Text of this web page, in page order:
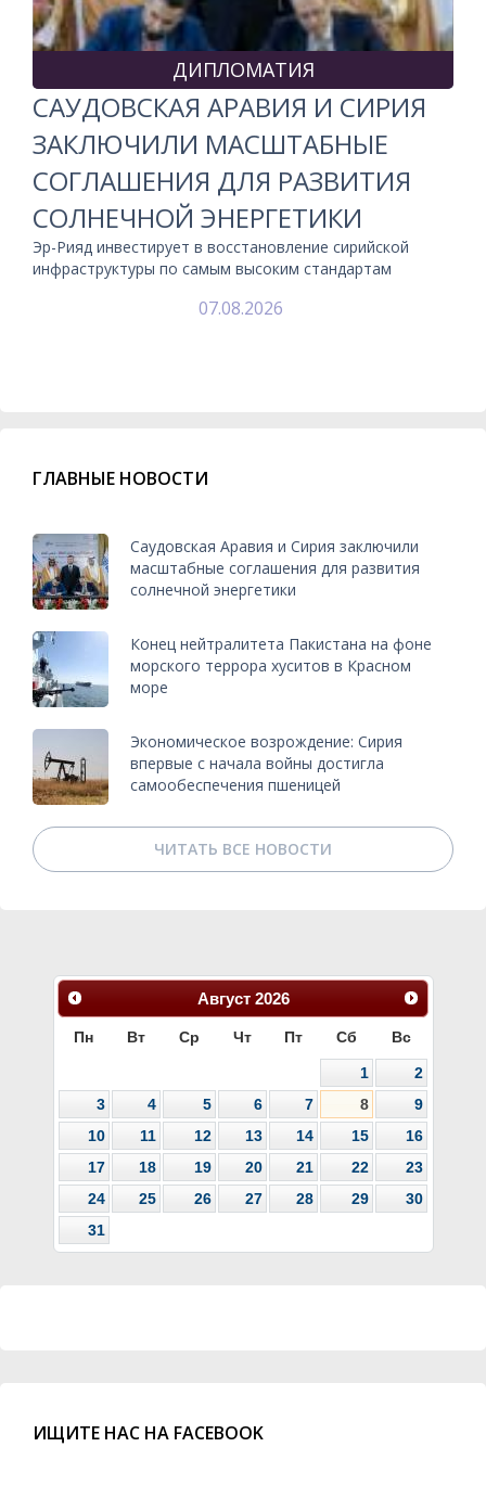
ДИПЛОМАТИЯ
САУДОВСКАЯ АРАВИЯ И СИРИЯ
ЗАКЛЮЧИЛИ МАСШТАБНЫЕ
СОГЛАШЕНИЯ ДЛЯ РАЗВИТИЯ
СОЛНЕЧНОЙ ЭНЕРГЕТИКИ
Эр-Рияд инвестирует в восстановление сирийской
инфраструктуры по самым высоким стандартам
07.08.2026
ГЛАВНЫЕ НОВОСТИ
Саудовская Аравия и Сирия заключили
масштабные соглашения для развития
солнечной энергетики
Конец нейтралитета Пакистана на фоне
морского террора хуситов в Красном
море
Экономическое возрождение: Сирия
впервые с начала войны достигла
самообеспечения пшеницей
ЧИТАТЬ ВСЕ НОВОСТИ
Август 2026
Пн Вт Ср Чт Пт Сб Вс
1
2
3
4 5 6 7 8
9
10
11 12 13 14 15
16
17
18 19 20 21 22
23
24
25 26 27 28 29
30
31
ИЩИТЕ НАС НА FACEBOOK